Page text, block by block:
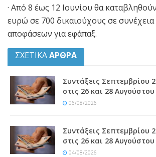
· Από 8 έως 12 Ιουνίου θα
ευρώ σε 700 δικαιούχους σε
αποφάσεων για εφάπαξ.
ΣΧΕΤΙΚΑΑΡΘΡΑ
Συντάξεις Σεπτεμβρίου
στις 26 και 28 Αυγούστου
06/08/2026
Συντάξεις Σεπτεμβρίου
στις 26 και 28 Αυγούστου
04/08/2026